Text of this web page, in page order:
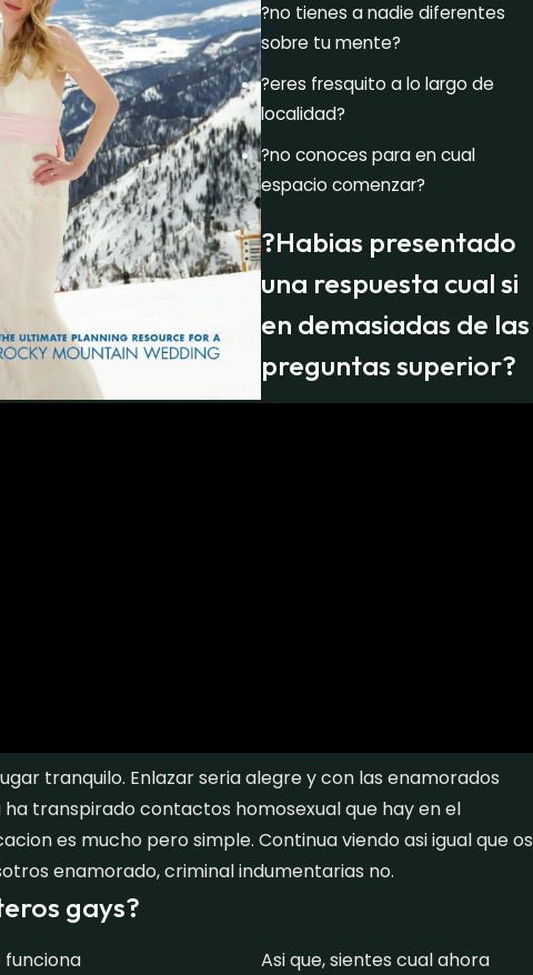
?no tienes a nadie diferentes
sobre tu mente?
?eres fresquito a lo largo de
localidad?
?no conoces para en cual
espacio comenzar?
?Habias presentado
una respuesta cual si
en demasiadas de las
preguntas superior?
tranquilo. Enlazar seria alegre y con las enamorados
transpirado contactos homosexual que hay en el
es mucho pero simple. Continua viendo asi igual que os
enamorado, criminal indumentarias no.
gays?
Asi que, sientes cual ahora